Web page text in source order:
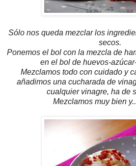
Sólo nos queda mezclar los
secos.
Ponemos el bol con la mezcla de
en el bol de huevos-
Mezclamos todo con cuidado y
añadimos una cucharada de
cualquier vinagre, ha de
Mezclamos muy bien